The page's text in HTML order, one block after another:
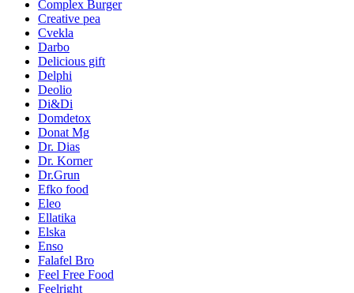
Complex Burger
Creative pea
Cvekla
Darbo
Delicious gift
Delphi
Deolio
Di&Di
Domdetox
Donat Mg
Dr. Dias
Dr. Korner
Dr.Grun
Efko food
Eleo
Ellatika
Elska
Enso
Falafel Bro
Feel Free Food
Feelright